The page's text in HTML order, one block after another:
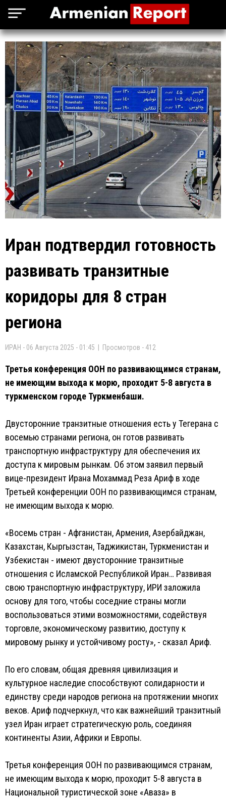
Иран подтвердил готовность
развивать транзитные
коридоры для 8 стран
региона
ИРАН - 06 Августа 2025 - 01:45 | Просмотров - 412
Третья конференция ООН по развивающимся странам,
не имеющим выхода к морю, проходит 5-8 августа в
туркменском городе Туркменбаши.
Двусторонние транзитные отношения есть у Тегерана с
восемью странами региона, он готов развивать
транспортную инфраструктуру для обеспечения их
доступа к мировым рынкам. Об этом заявил первый
вице-президент Ирана Мохаммад Реза Ариф в ходе
Третьей конференции ООН по развивающимся странам,
не имеющим выхода к морю.
«Восемь стран - Афганистан, Армения, Азербайджан,
Казахстан, Кыргызстан, Таджикистан, Туркменистан и
Узбекистан - имеют двусторонние транзитные
отношения с Исламской Республикой Иран… Развивая
свою транспортную инфраструктуру, ИРИ заложила
основу для того, чтобы соседние страны могли
воспользоваться этими возможностями, содействуя
торговле, экономическому развитию, доступу к
мировому рынку и устойчивому росту», - сказал Ариф.
По его словам, общая древняя цивилизация и
культурное наследие способствуют солидарности и
единству среди народов региона на протяжении многих
веков. Ариф подчеркнул, что как важнейший транзитный
узел Иран играет стратегическую роль, соединяя
континенты Азии, Африки и Европы.
Третья конференция ООН по развивающимся странам,
не имеющим выхода к морю, проходит 5-8 августа в
Национальной туристической зоне «Аваза» в